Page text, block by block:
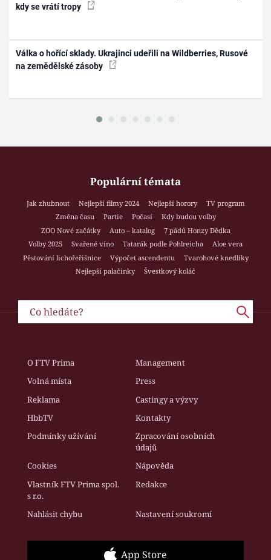
kdy se vrátí tropy
Válka o hořící sklady. Ukrajinci udeřili na Wildberries, Rusové
na zemědělské zásoby
Populární témata
Jak zhubnout Nejlepší filmy 2024 Nejlepší horory
TV program
Změna času
Partie Počasí
Kdy budou volby
ZOO Nové začátky
Auto – katalog
7 pádů Honzy Dědka
Volby 2025
Svařené víno Tatarák podle Pohlreicha
Aloe vera
Pěstování lichořeřišnice
Výpočet ascendentu
Tvarohové knedlíky
Nejlepší palačinky
Švestkový koláč
O FTV Prima
Management
Volná místa
Press
Reklama
Castingy a výzvy
HbbTV
Kontakty
Podmínky užívání
Zpracování osobních
údajů
Cookies
Nápověda
Vlastník FTV Prima spol.
s r.o.
Redakce
Nahlásit chybu Nastavení soukromí
App Store